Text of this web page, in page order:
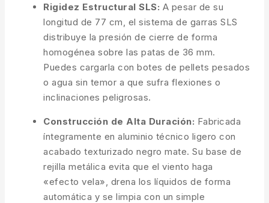
Rigidez Estructural SLS: A pesar de su
longitud de 77 cm, el sistema de garras SLS
distribuye la presión de cierre de forma
homogénea sobre las patas de 36 mm.
Puedes cargarla con botes de pellets pesados
o agua sin temor a que sufra flexiones o
inclinaciones peligrosas.
Construcción de Alta Duración: Fabricada
íntegramente en aluminio técnico ligero con
acabado texturizado negro mate. Su base de
rejilla metálica evita que el viento haga
«efecto vela», drena los líquidos de forma
automática y se limpia con un simple